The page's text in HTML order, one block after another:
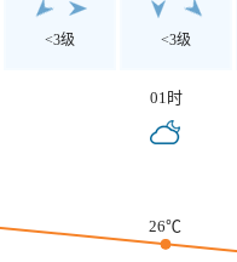
<3级 <3级
01时
26℃